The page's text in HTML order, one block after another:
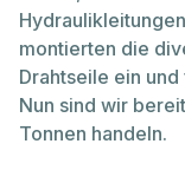
13:15 - 17:30
März bis
08:00 -
Verkauf &
montierten die
Drahtseile ein
Nun sind wir
Tonnen handeln.